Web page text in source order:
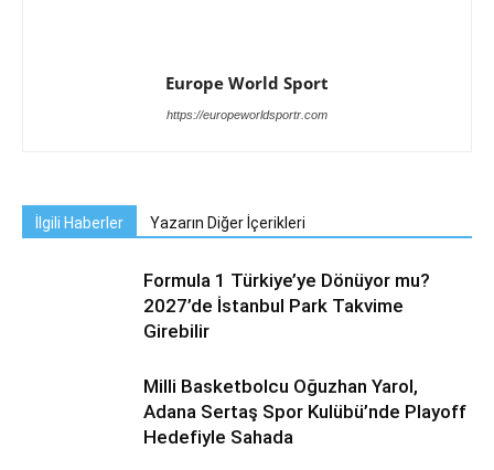
Europe World Sport
https://europeworldsportr.com
İlgili Haberler Yazarın Diğer İçerikleri
Formula 1 Türkiye’ye Dönüyor mu?
2027’de İstanbul Park Takvime
Girebilir
Milli Basketbolcu Oğuzhan Yarol,
Adana Sertaş Spor Kulübü’nde Playoff
Hedefiyle Sahada